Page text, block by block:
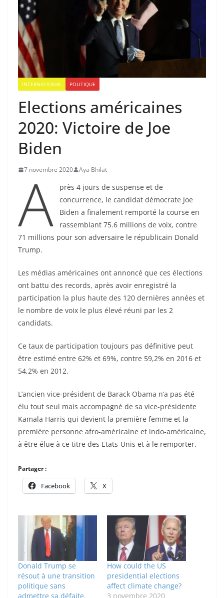
INTERNATIONAL POLITIQUE
Elections américaines
2020: Victoire de Joe
Biden
7 novembre 2020 Aya Bhilat
A
près 4 jours de suspense et de
concurrence, le candidat démocrate Joe
Biden a finalement remporté la course en
rassemblant 75.6 millions de voix, contre
71 millions pour son adversaire le républicain Donald
Trump.
Les médias américaines ont annoncé que ces élections
ont battu des records, après avoir enregistré la
participation la plus haute des 120 dernières années et
le nombre de voix le plus élevé réuni par les 2
candidats.
Ce taux de participation toujours pas définitive peut
être estimé entre 62% et 69%, contre 59,2% en 2016 et
54,2% en 2012.
L’ancien vice-président de Barack Obama n’a pas été
élu tout seul mais accompagné de sa vice-présidente
Kamala Harris qui devient la première femme et la
première personne afro-américaine et indo-américaine,
à être élue à ce titre des Etats-Unis et à le remporter.
Partager :
Facebook X
Donald Trump se
résout à une transition
politique sans
admettre sa défaite.
How could the US
presidential elections
affect climate change?
3 novembre 2020